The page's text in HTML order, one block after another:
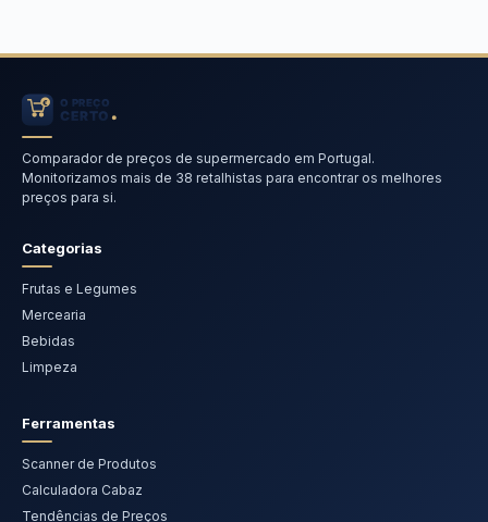
Comparador de preços de supermercado em Portugal.
Monitorizamos mais de 38 retalhistas para encontrar os melhores
preços para si.
Categorias
Frutas e Legumes
Mercearia
Bebidas
Limpeza
Ferramentas
Scanner de Produtos
Calculadora Cabaz
Tendências de Preços